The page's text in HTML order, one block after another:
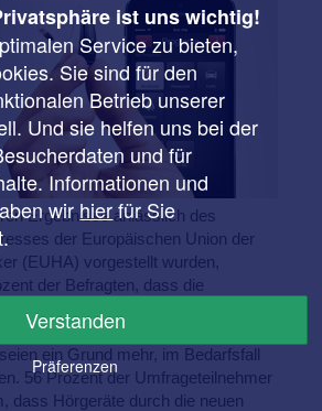
Ergebnisse anlässlich des
der Europäischen Union der
(EUHA) vorgestellt wurden,
der Befragten, dass die
Ebenso meinten 60 Prozent,
ein Grund mehr, im Bedarfsfall
56 Prozent der Umfrageteilnehmer
dass Hörgeräte durch die neuen
ist uns wichtig!
Service zu bieten,
Sie sind für den
Betrieb unserer
Und sie helfen uns bei der
und für
Informationen und
wirhierfür Sie
Verstanden
Präferenzen